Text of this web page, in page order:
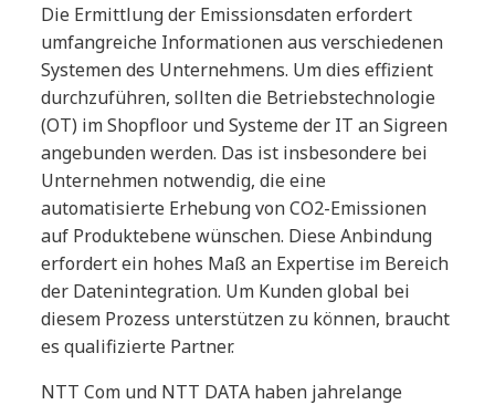
Die Ermittlung der Emissionsdaten erfordert
umfangreiche Informationen aus verschiedenen
Systemen des Unternehmens. Um dies effizient
durchzuführen, sollten die Betriebstechnologie
(OT) im Shopfloor und Systeme der IT an Sigreen
angebunden werden. Das ist insbesondere bei
Unternehmen notwendig, die eine
automatisierte Erhebung von CO2-Emissionen
auf Produktebene wünschen. Diese Anbindung
erfordert ein hohes Maß an Expertise im Bereich
der Datenintegration. Um Kunden global bei
diesem Prozess unterstützen zu können, braucht
es qualifizierte Partner.
NTT Com und NTT DATA haben jahrelange